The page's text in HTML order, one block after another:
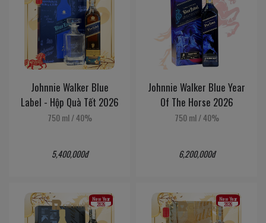
Johnnie Walker Blue
Label - Hộp Quà Tết 2026
750 ml /40%
5,400,000đ
Johnnie Walker Blue Year
Of The Horse 2026
750 ml /40%
6,200,000đ
New Year
2026
New Year
2026